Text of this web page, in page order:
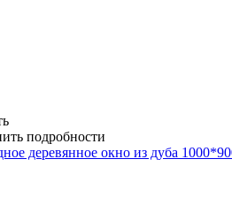
подробности
деревянное окно из дуба